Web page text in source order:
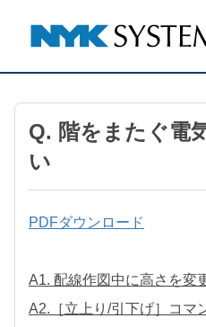
Q. 階をまたぐ電
い
PDFダウンロード
A1. 配線作図中に高さを変
A2.［立上り/引下げ］コマ